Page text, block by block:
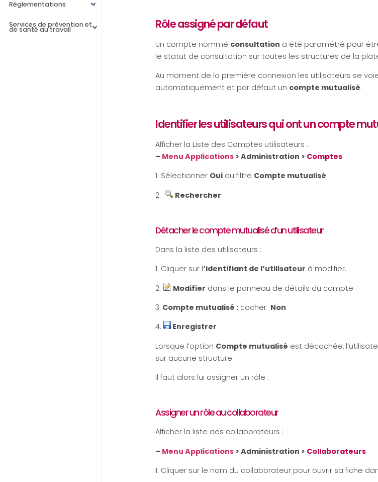
Réglementations
Services de prévention et
de santé au travail Rôle assigné par défaut
Un compte nommé consultation a été paramétré pour
le statut de consultation sur toutes les structures de la
Au moment de la première connexion les utilisateurs se
automatiquement et par défaut un compte mutualisé.
Identifier les utilisateurs qui ont un compte
Afficher la Liste des Comptes utilisateurs :
– Menu Applications > Administration > Comptes
1. Sélectionner Oui au filtre Compte mutualisé
2.
Rechercher
Détacher le compte mutualisé d’un utilisateur
Dans la liste des utilisateurs :
1. Cliquer sur l‘identifiant de l’utilisateur à modifier.
2.
Modifier dans le panneau de détails du compte :
3. Compte mutualisé : cocher Non
4.
Enregistrer
Lorsque l’option Compte mutualisé est décochée,
sur aucune structure.
Il faut alors lui assigner un rôle :
Assigner un rôle au collaborateur
Afficher la liste des collaborateurs :
– Menu Applications > Administration > Collaborateurs
1. Cliquer sur le nom du collaborateur pour ouvrir sa fiche